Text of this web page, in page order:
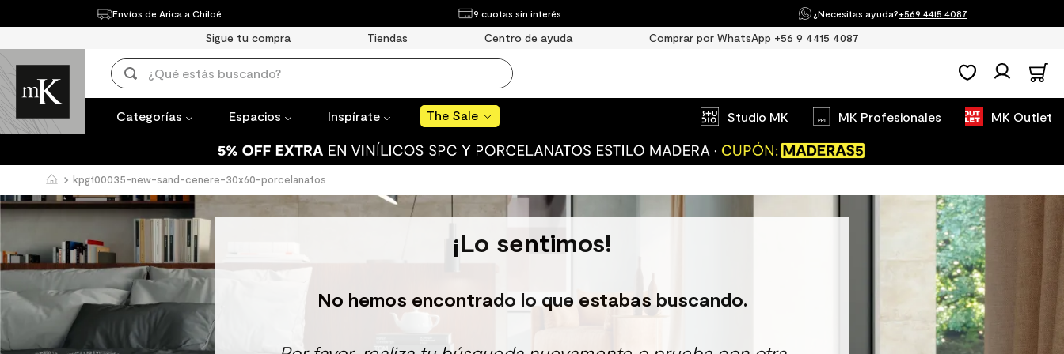
Envíos de Arica a Chiloé 9 cuotas sin interés ¿Necesitas ayuda?+569 4415 4087
Sigue tu compra Tiendas Centro de ayuda Comprar por WhatsApp +56 9 4415 4087
¿Qué estás buscando?
3. lavaplatos
4. espejo
5 ceramica muro
6. porcelanato mate
. piso vinilico
receptaculo
9. spc
Categorías Espacios Inspírate The Sale Studio MK MK Profesionales MK Outlet
Categorías Espacios Inspírate The Sale
¿Qué estás buscando?
TÉRMINOS MÁS BUSCADOS
1. mueble baño
mampara
4. espejo
5. ceramica muro
spc
kpg100035-new-sand-cenere-30x60-porcelanatos
¡Lo sentimos!
No hemos encontrado lo que estabas buscando.